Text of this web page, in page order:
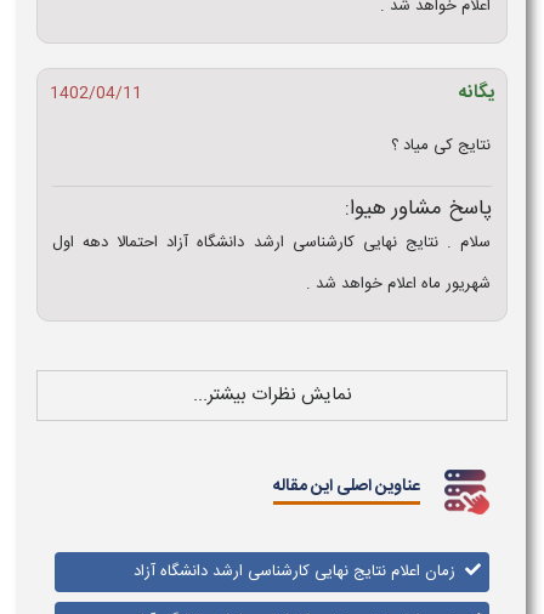
اعلام خواهد شد .
یگانه
1402/04/11
نتایج کی میاد ؟
پاسخ مشاور هیوا:
سلام . نتایج نهایی کارشناسی ارشد دانشگاه آزاد احتمالا دهه اول
شهریور ماه اعلام خواهد شد .
نمایش نظرات بیشتر...
عناوین اصلی این مقاله
زمان اعلام نتایج نهایی کارشناسی ارشد دانشگاه آزاد